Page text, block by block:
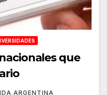
que
ARGENTINA